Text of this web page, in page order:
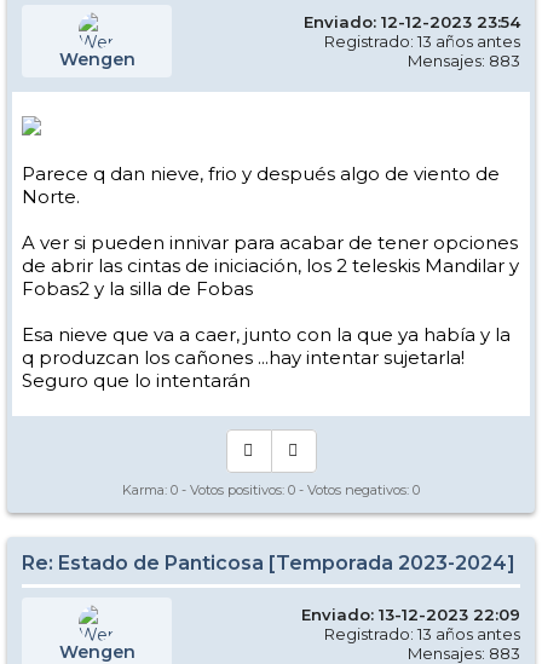
Wengen
Enviado: 12-12-2023 23:54
Registrado: 13 años antes
Mensajes: 883
Parece q dan nieve, frio y después algo de viento de
Norte.
A ver si pueden innivar para acabar de tener opciones
de abrir las cintas de iniciación, los 2 teleskis Mandilar y
Fobas2 y la silla de Fobas
Esa nieve que va a caer, junto con la que ya había y la
q produzcan los cañones ...hay intentar sujetarla!
Seguro que lo intentarán
Karma: 0 - Votos positivos: 0 - Votos negativos: 0
Re: Estado de Panticosa [Temporada 2023-2024]
Wengen
Enviado: 13-12-2023 22:09
Registrado: 13 años antes
Mensajes: 883